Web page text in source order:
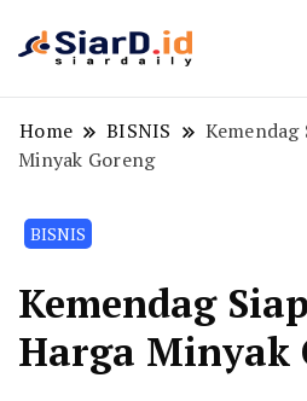
Home BISNIS
Minyak Goreng
BISNIS
Kemendag
Harga Minyak